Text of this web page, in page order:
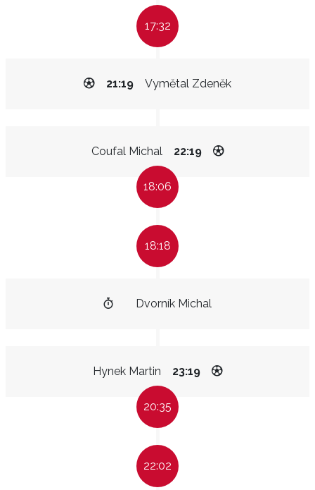
17:32
Vymětal Zdeněk
21:19
Coufal Michal 22:19
18:06
18:18
Dvorník Michal
Hynek Martin 23:19
20:35
22:02